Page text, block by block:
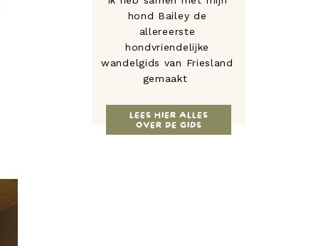
LEES HIER ALLES
OVER DE GIDS
hond Bailey de
allereerste
hondvriendelijke
wandelgids van Friesland
gemaakt